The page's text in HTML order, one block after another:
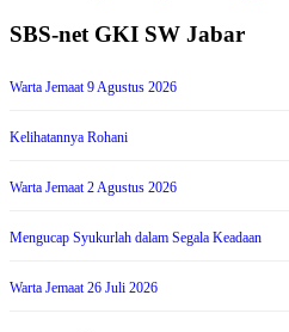
SBS-net GKI SW Jabar
Warta Jemaat 9 Agustus 2026
Kelihatannya Rohani
Warta Jemaat 2 Agustus 2026
Mengucap Syukurlah dalam Segala Keadaan
Warta Jemaat 26 Juli 2026